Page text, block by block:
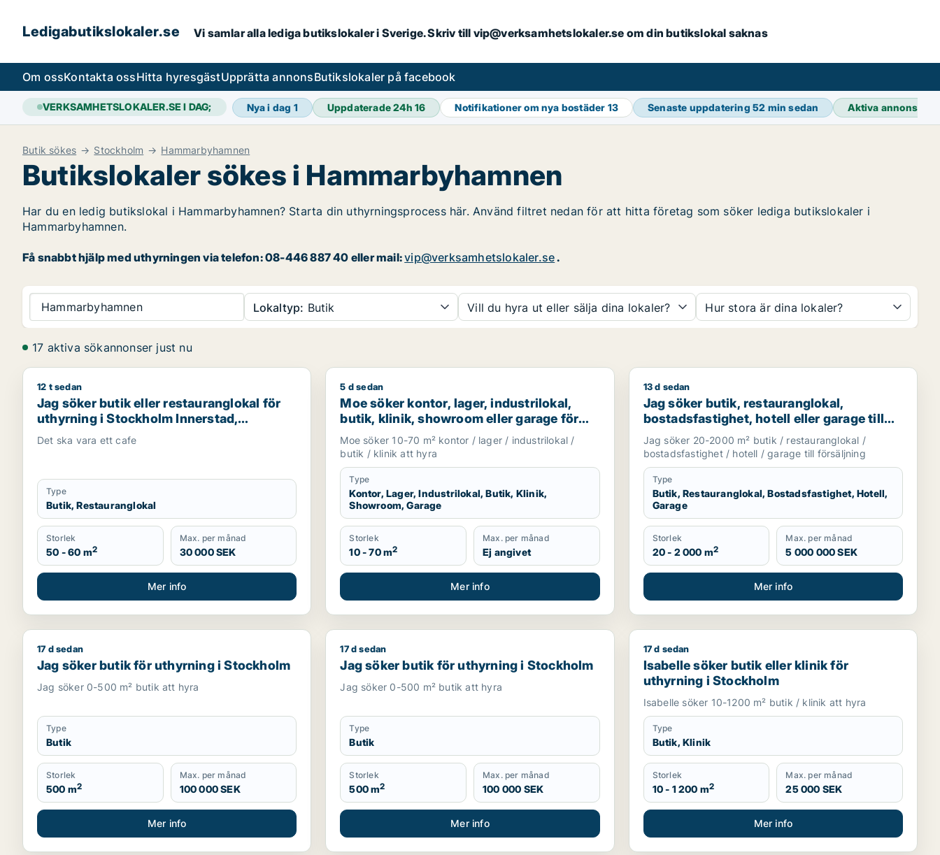
Ledigabutikslokaler.se Vi samlar alla lediga butikslokaler i Sverige. Skriv till vip@verksamhetslokaler.se om din butikslokal saknas
Om ossKontakta ossHitta hyresgästUpprätta annonsButikslokaler på facebook
VERKSAMHETSLOKALER.SE I DAG; Nya i dag 1 Uppdaterade 24h16 Notifikationer om nya bostäder 13 Senaste uppdatering52 min sedan Aktiva annonser
Butik sökes Stockholm Hammarbyhamnen
Butikslokaler sökes i Hammarbyhamnen
Har du en ledig butikslokal i Hammarbyhamnen? Starta din uthyrningsprocess här. Använd filtret nedan för att hitta företag som söker lediga butikslokaler i
Hammarbyhamnen.
Få snabbt hjälp med uthyrningen via telefon: 08-446 887 40 eller mail:vip@verksamhetslokaler.se.
Hammarbyhamnen Lokaltyp: Butik Vill du hyra ut eller sälja dina lokaler? Hur stora är dina lokaler?
17 aktiva sökannonser just nu
Jag söker butik eller restauranglokal för uthyrning i Stockholm Innerstad, Kungsholmen eller Södermalm m.fl.
12 t sedan
Jag söker butik eller restauranglokal för
uthyrning i Stockholm Innerstad,
Kungsholmen eller Södermalm m.fl.
Det ska vara ett cafe
Type
Butik, Restauranglokal
Storlek
50 - 60 m2
Max. per månad
30 000 SEK
Mer info
Moe söker kontor, lager, industrilokal, butik, klinik, showroom eller garage för uthyrning i Stockholm
5 d sedan
Moe söker kontor, lager, industrilokal,
butik, klinik, showroom eller garage för
uthyrning i Stockholm
Moe söker 10-70 m² kontor / lager / industrilokal /
butik / klinik att hyra
Type
Kontor, Lager, Industrilokal, Butik, Klinik,
Showroom, Garage
Storlek
10 - 70 m2
Max. per månad
Ej angivet
Mer info
Jag söker butik, restauranglokal, bostadsfastighet,
13 d sedan
Jag söker butik, restauranglokal,
bostadsfastighet, hotell eller garage till
salu i Stockholms län
Jag söker 20-2000 m² butik / restauranglokal /
bostadsfastighet / hotell / garage till försäljning
Type
Butik, Restauranglokal, Bostadsfastighet, Hotell,
Garage
Storlek
20 - 2 000 m2
Max. per månad
5 000 000 SEK
Mer info
Jag söker butik för uthyrning i Stockholm
17 d sedan
Jag söker butik för uthyrning i Stockholm
Jag söker 0-500 m² butik att hyra
Type
Butik
Storlek
500 m2
Max. per månad
100 000 SEK
Mer info
Jag söker butik för uthyrning i Stockholm
17 d sedan
Jag söker butik för uthyrning i Stockholm
Jag söker 0-500 m² butik att hyra
Type
Butik
Storlek
500 m2
Max. per månad
100 000 SEK
Mer info
Isabelle söker butik eller klinik för uthyrning i
17 d sedan
Isabelle söker butik eller klinik för
uthyrning i Stockholm
Isabelle söker 10-1200 m² butik / klinik att hyra
Type
Butik, Klinik
Storlek
10 - 1 200 m2
Max. per månad
25 000 SEK
Mer info